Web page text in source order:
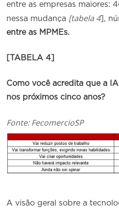
entre as empresas maiores:
nessa mudança [tabela 4],
entre as MPMEs.
[TABELA 4]
Como você acredita que a
nos próximos cinco anos?
Fonte: FecomercioSP
A visão geral sobre a